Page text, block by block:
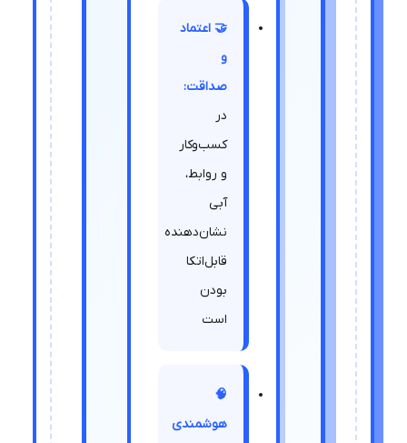
🤝 اعتماد
و
صداقت:
در
کسب‌وکار
و روابط،
آبی
نشان‌دهنده
قابل‌اتکا
بودن
است
🧠
هوشمندی